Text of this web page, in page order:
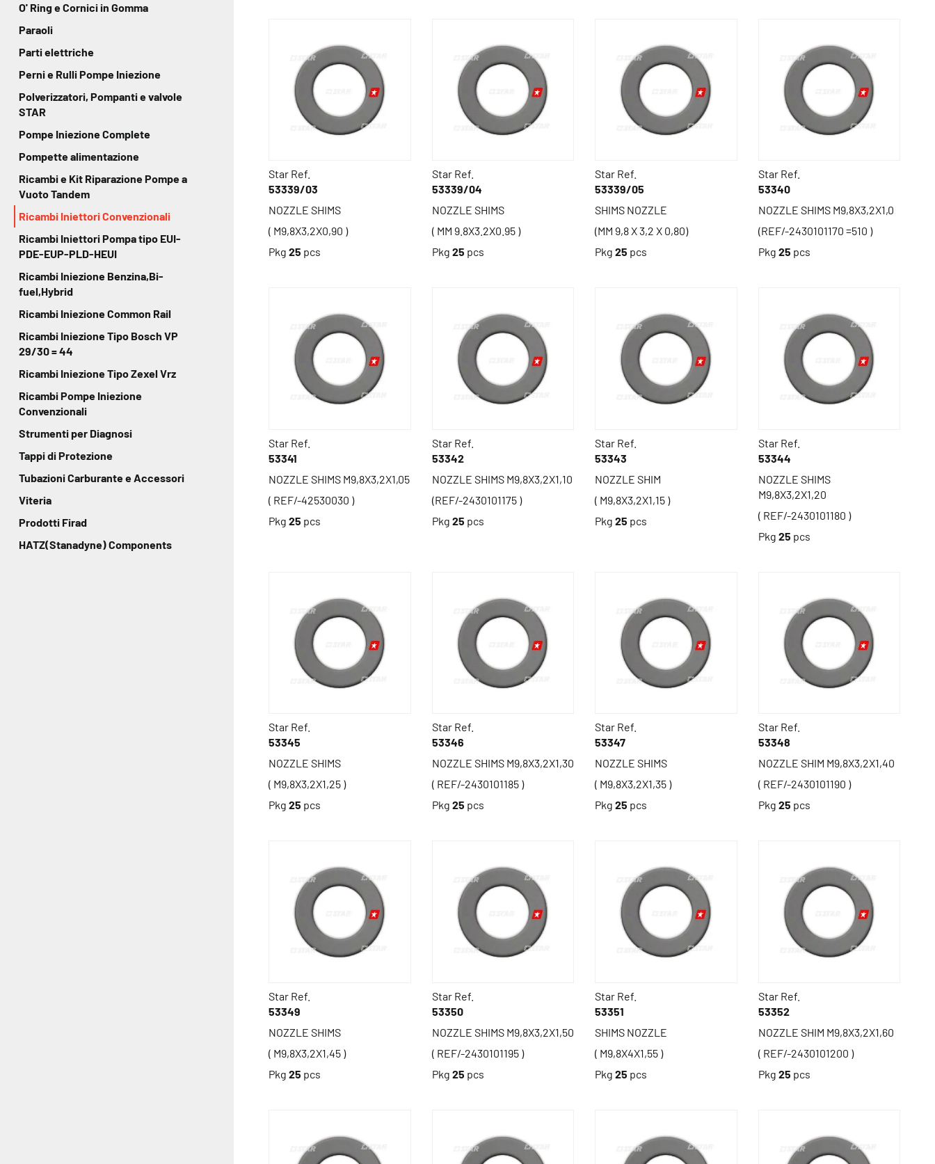
Star Ref.
53339/03
NOZZLE SHIMS
( M9,8X3,2X0,90 )
Pkg 25 pcs
Star Ref.
53339/04
NOZZLE SHIMS
( MM 9.8X3.2X0.95 )
Pkg 25 pcs
Star Ref.
53339/05
SHIMS NOZZLE
(MM 9,8 X 3,2 X 0,80)
Pkg 25 pcs
Star Ref.
53340
NOZZLE SHIMS M9,8X3,2X1,0
(REF/-2430101170 =510 )
Pkg 25 pcs
Star Ref.
53341
NOZZLE SHIMS M9,8X3,2X1,05
( REF/-42530030 )
Pkg 25 pcs
Star Ref.
53342
NOZZLE SHIMS M9,8X3,2X1,10
(REF/-2430101175 )
Pkg 25 pcs
Star Ref.
53343
NOZZLE SHIM
( M9,8X3,2X1,15 )
Pkg 25 pcs
Star Ref.
53344
NOZZLE SHIMS
M9,8X3,2X1,20
( REF/-2430101180 )
Pkg 25 pcs
Star Ref.
53345
NOZZLE SHIMS
( M9,8X3,2X1,25 )
Pkg 25 pcs
Star Ref.
53346
NOZZLE SHIMS M9,8X3,2X1,30
( REF/-2430101185 )
Pkg 25 pcs
Star Ref.
53347
NOZZLE SHIMS
( M9,8X3,2X1,35 )
Pkg 25 pcs
Star Ref.
53348
NOZZLE SHIM M9,8X3,2X1,40
( REF/-2430101190 )
Pkg 25 pcs
Star Ref.
53349
NOZZLE SHIMS
( M9,8X3,2X1,45 )
Pkg 25 pcs
Star Ref.
53350
NOZZLE SHIMS M9,8X3,2X1,50
( REF/-2430101195 )
Pkg 25 pcs
Star Ref.
53351
SHIMS NOZZLE
( M9,8X4X1,55 )
Pkg 25 pcs
Star Ref.
53352
NOZZLE SHIM M9,8X3,2X1,60
( REF/-2430101200 )
Pkg 25 pcs
O' Ring e Cornici in Gomma
Paraoli
Parti elettriche
Perni e Rulli Pompe Iniezione
Polverizzatori, Pompanti e valvole
STAR
Pompe Iniezione Complete
Pompette alimentazione
Ricambi e Kit Riparazione Pompe a
Vuoto Tandem
Ricambi Iniettori Convenzionali
Ricambi Iniettori Pompa tipo EUI-
PDE-EUP-PLD-HEUI
Ricambi Iniezione Benzina,Bi-
fuel,Hybrid
Ricambi Iniezione Common Rail
Ricambi Iniezione Tipo Bosch VP
29/30 = 44
Ricambi Iniezione Tipo Zexel Vrz
Ricambi Pompe Iniezione
Convenzionali
Strumenti per Diagnosi
Tappi di Protezione
Tubazioni Carburante e Accessori
Viteria
Prodotti Firad
HATZ(Stanadyne) Components